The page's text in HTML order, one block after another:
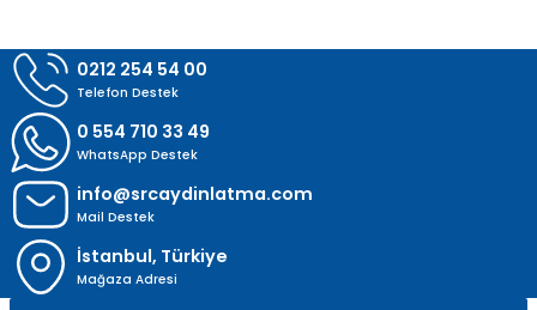
0212 254 54 00
Telefon Destek
0 554 710 33 49
WhatsApp Destek
info@srcaydinlatma.com
Mail Destek
İstanbul, Türkiye
Mağaza Adresi